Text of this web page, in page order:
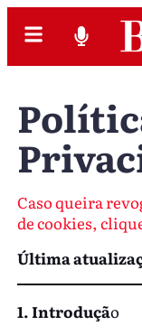
Caso queira
de cookies,
Última
1. Introdução